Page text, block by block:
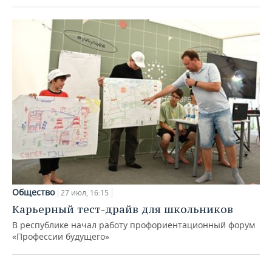
Общество 27 июл, 16:15
Карьерный тест-драйв для школьников
В республике начал работу профориентационный форум
«Профессии будущего»